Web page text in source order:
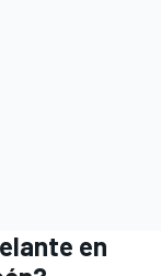
en